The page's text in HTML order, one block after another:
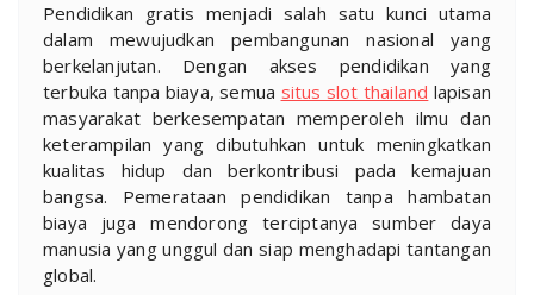
Pendidikan gratis menjadi salah satu kunci utama
dalam mewujudkan pembangunan nasional yang
berkelanjutan. Dengan akses pendidikan yang
terbuka tanpa biaya, semua situs slot thailand lapisan
masyarakat berkesempatan memperoleh ilmu dan
keterampilan yang dibutuhkan untuk meningkatkan
kualitas hidup dan berkontribusi pada kemajuan
bangsa. Pemerataan pendidikan tanpa hambatan
biaya juga mendorong terciptanya sumber daya
manusia yang unggul dan siap menghadapi tantangan
global.